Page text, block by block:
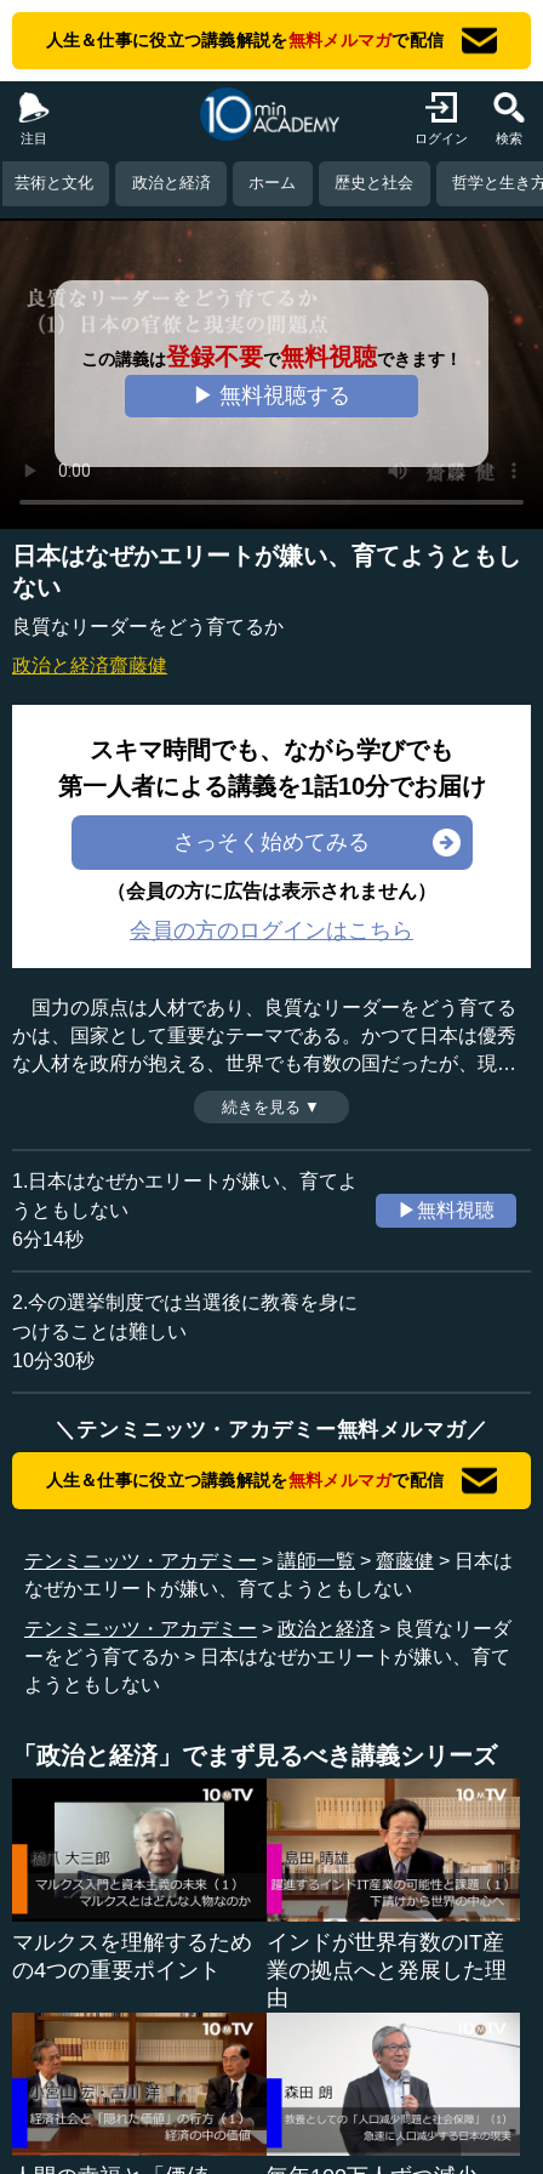
人生＆仕事に役立つ講義解説を無料メルマガで配信
注目 ログイン 検索
芸術と文化 政治と経済 ホーム 歴史と社会 哲学と生き
この講義は登録不要で無料視聴できます！
▶ 無料視聴する
日本はなぜかエリートが嫌い、育てようともし
ない
良質なリーダーをどう育てるか
政治と経済齋藤健
スキマ時間でも、ながら学びでも
第一人者による講義を1話10分でお届け
さっそく始めてみる
（会員の方に広告は表示されません）
会員の方のログインはこちら
国力の原点は人材であり、良質なリーダーをどう育てる
かは、国家として重要なテーマである。かつて日本は優秀
な人材を政府が抱える、世界でも有数の国だったが、現在
はどうなっているのか。この問題について、齋藤健氏が日
本の実情を語る。（前編）
収録日：2014年2月18日
追加日：2014年5月29日
カテゴリー：
政治
行政
≪全文≫
●官僚パッシングによって採用から崩れてしまった官
―― 通産省は、齋藤さんが昔、通産省の役人だった頃の
ほうが、遥かに自由度があったのではないですか。
―― 今は相当まずそうですよね。
齋藤 まずいですね。まだ、今の局長クラスぐらいまでは
踏みとどまって、頑張っていますが、あと１０年経ったら
どうなるのか。
―― ガタガタでしょう。だって、人間というのは、積み
重ねですから、３０代の頃にそういうことをしていなかっ
たら、４０代でそうなるわけがないですから。
齋藤 おっしゃる通りです。
―― そこがぽこっと抜けていると。おそらく、かろうじ
て支えていたのは、大蔵省や通産省の一部の人たちの中
に、自由にものを発想する力と、どこでもヒョコヒョコ出
て行くという行動力がまだあったからで、そういうものが
失われてから、多分１０数年は経っているでしょう。
齋藤 経っていますね。
―― そうすると、ここの部分が使えなくなってきて、今
５０代前半くらいの局長さんたちがいなくなった頃に、本
続きを見る ▼
1.日本はなぜかエリートが嫌い、育てよ
うともしない
6分14秒
▶無料視聴
2.今の選挙制度では当選後に教養を身に
つけることは難しい
10分30秒
＼テンミニッツ・アカデミー無料メルマガ／
人生＆仕事に役立つ講義解説を無料メルマガで配信
テンミニッツ・アカデミー 講師一覧 齋藤健
日本は
なぜかエリートが嫌い、育てようともしない
テンミニッツ・アカデミー
政治と経済
良質なリーダ
ーをどう育てるか
日本はなぜかエリートが嫌い、育て
ようともしない
「政治と経済」でまず見るべき講義シリーズ
マルクスを理解するため
の4つの重要ポイント
インドが世界有数のIT産
業の拠点へと発展した理
由